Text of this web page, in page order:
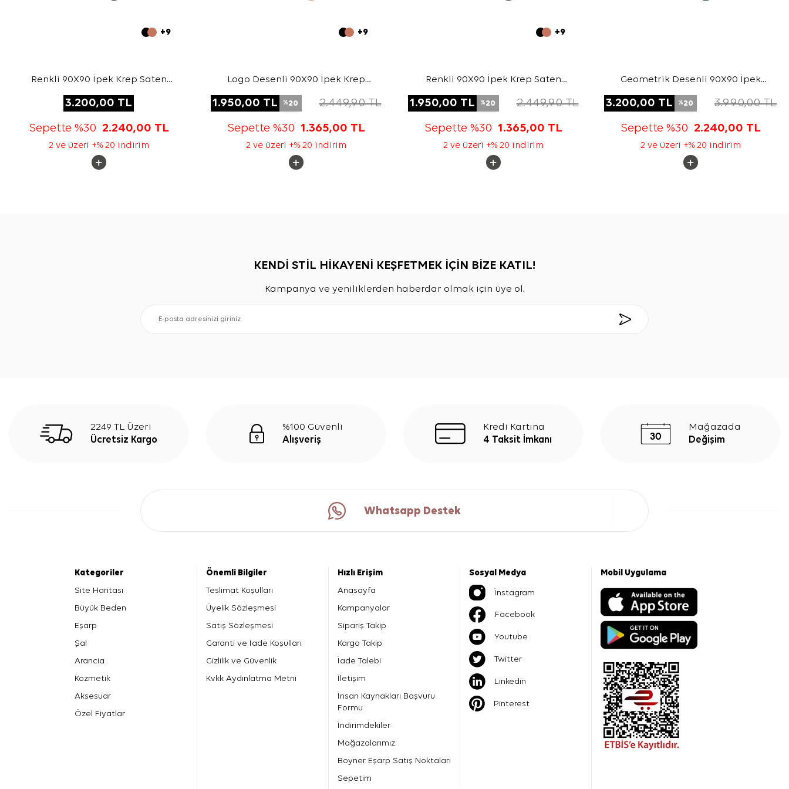
+9
Renkli 90X90 İpek Krep Saten
3.200,00 TL
Sepette %30 2.240,00 TL
2 ve üzeri +% 20 indirim
+9
Logo Desenli 90X90 İpek Krep
1.950,00 TL %20 2.449,90TL
Sepette %30 1.365,00 TL
2 ve üzeri +% 20 indirim
+9
Renkli 90X90 İpek Krep Saten
1.950,00 TL %20 2.449,90TL
Sepette %30 1.365,00 TL
2 ve üzeri +% 20 indirim
Geometrik Desenli 90X90 İpek
3.200,00 TL %20 3.990,00TL
Sepette %30 2.240,00 TL
2 ve üzeri +% 20 indirim
KENDİ STİL HİKAYENİ KEŞFETMEK İÇİN BİZE KATIL!
Kampanya ve yeniliklerden haberdar olmak için üye ol.
2249 TL Üzeri
Ücretsiz Kargo
%100 Güvenli
Alışveriş
Kredi Kartına
4 Taksit İmkanı
Mağazada
Değişim
Whatsapp Destek
Kategoriler
Site Haritası
Büyük Beden
Eşarp
Şal
Arancia
Kozmetik
Aksesuar
Özel Fiyatlar
Önemli Bilgiler
Teslimat Koşulları
Üyelik Sözleşmesi
Satış Sözleşmesi
Garanti ve İade Koşulları
Gizlilik ve Güvenlik
Kvkk Aydınlatma Metni
Hızlı Erişim
Anasayfa
Kampanyalar
Sipariş Takip
Kargo Takip
İade Talebi
İletişim
İnsan Kaynakları Başvuru
Formu
İndirimdekiler
Mağazalarımız
Boyner Eşarp Satış Noktaları
Sepetim
Sosyal Medya
İnstagram
Facebook
Youtube
Twitter
Linkedin
Pinterest
Mobil Uygulama